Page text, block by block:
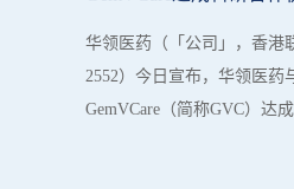
真实世界研究
华领医药（「公司」，香港
2552）今日宣布，华领医药
GemVCare（简称GVC）达